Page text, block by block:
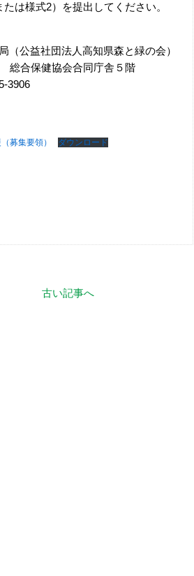
は様式2）を提出してください。
（公益社団法人高知県森と緑の会）
総合保健協会合同庁舎５階
3906
募集要領）
ダウンロード
古い記事へ